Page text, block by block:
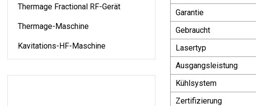
Thermage Fractional RF-Gerät
Thermage-Maschine
Kavitations-HF-Maschine
Garantie
Gebraucht
Lasertyp
Ausgangsleistung
Kühlsystem
Zertifizierung